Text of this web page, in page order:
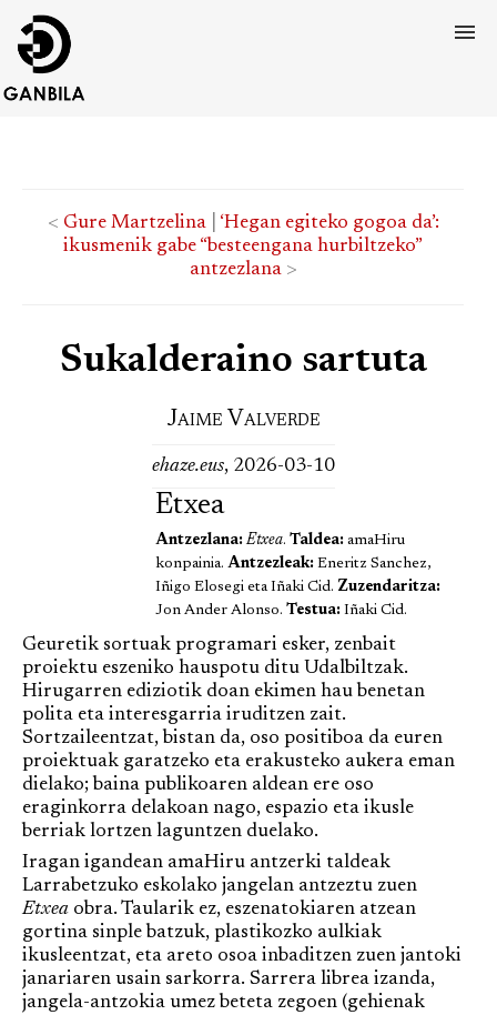
< Gure Martzelina| ‘Hegan egiteko gogoa da’:
ikusmenik gabe “besteengana hurbiltzeko”
antzezlana>
Sukalderaino sartuta
Jaime Valverde
ehaze.eus, 2026-03-10
Etxea
Antzezlana: Etxea. Taldea: amaHiru
konpainia. Antzezleak: Eneritz Sanchez,
Iñigo Elosegi eta Iñaki Cid. Zuzendaritza:
Jon Ander Alonso. Testua: Iñaki Cid.
Geuretik sortuak programari esker, zenbait
proiektu eszeniko hauspotu ditu Udalbiltzak.
Hirugarren ediziotik doan ekimen hau benetan
polita eta interesgarria iruditzen zait.
Sortzaileentzat, bistan da, oso positiboa da euren
proiektuak garatzeko eta erakusteko aukera eman
dielako; baina publikoaren aldean ere oso
eraginkorra delakoan nago, espazio eta ikusle
berriak lortzen laguntzen duelako.
Iragan igandean amaHiru antzerki taldeak
Larrabetzuko eskolako jangelan antzeztu zuen
Etxea obra. Taularik ez, eszenatokiaren atzean
gortina sinple batzuk, plastikozko aulkiak
ikusleentzat, eta areto osoa inbaditzen zuen jantoki
janariaren usain sarkorra. Sarrera librea izanda,
jangela-antzokia umez beteta zegoen (gehienak